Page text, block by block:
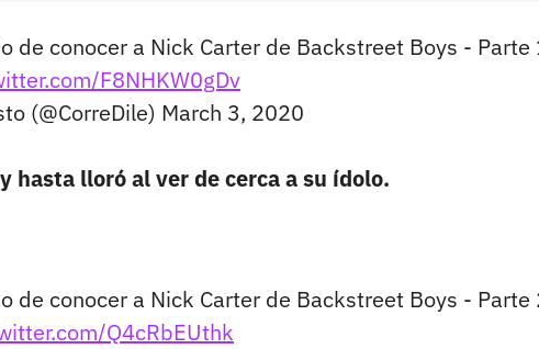
de conocer a Nick Carter de Backstreet Boys - Parte
F8NHKW0gDv
(@CorreDile) March 3, 2020
hasta lloró al ver de cerca a su ídolo.
de conocer a Nick Carter de Backstreet Boys - Parte
Q4cRbEUthk